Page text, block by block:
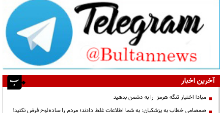
آخرین اخبار
مبادا اختیار تنگه هرمز را به دشمن بدهید
صمصامی خطاب به پزشکیان: به شما اطلاعات غلط دادند؛ مردم را ساده‌لوح فرض نکنید!